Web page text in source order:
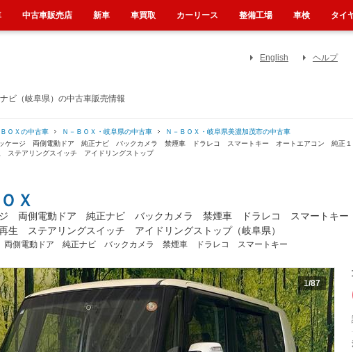
（岐阜県）の中古車販売情報
English ヘルプ
ＯＸの中古車 Ｎ－ＢＯＸ・岐阜県の中古車
Ｎ－ＢＯＸ・岐阜県美濃加茂市の中古車
ケージ 両側電動ドア 純正ナビ バックカメラ 禁煙車 ドラレコ スマートキー オートエアコン 純正１
ステアリングスイッチ アイドリングストップ
Ｘ
両側電動ドア 純正ナビ バックカメラ 禁煙車 ドラレコ スマートキー
再生 ステアリングスイッチ アイドリングストップ（岐阜県）
側電動ドア 純正ナビ バックカメラ 禁煙車 ドラレコ スマートキー
1/87
中古車販売店 新車 車買取 カーリース 整備工場 車検 タイ